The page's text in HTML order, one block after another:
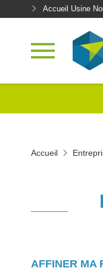
Accueil Usine
Accueil
AFFINER MA